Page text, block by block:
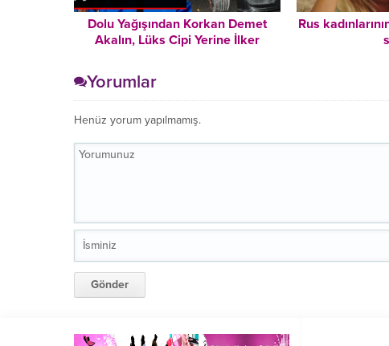
Dolu Yağışından Korkan Demet
Akalın, Lüks Cipi Yerine İlker
Arabayı Kullandı
Rus
Yorumlar
Henüz yorum yapılmamış.